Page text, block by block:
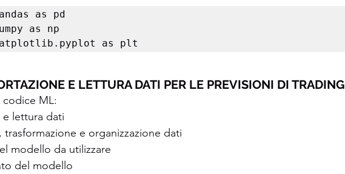
as pd
as np
as plt
E LETTURA DATI PER LE PREVISIONI DI TRADING
ML:
e lettura dati
trasformazione e organizzazione dati
modello da utilizzare
del modello